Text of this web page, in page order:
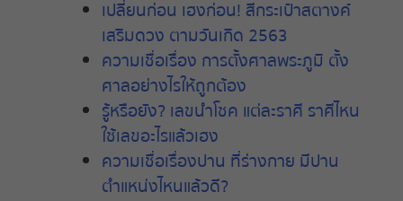
เปลี่ยนก่อน เฮงก่อน! สีกระเป๋าสตางค์
เสริมดวง ตามวันเกิด 2563
ความเชื่อเรื่อง การตั้งศาลพระภูมิ ตั้ง
ศาลอย่างไรให้ถูกต้อง
รู้หรือยัง? เลขนำโชค แต่ละราศี ราศีไหน
ใช้เลขอะไรแล้วเฮง
ความเชื่อเรื่องปาน ที่ร่างกาย มีปาน
ตำแหน่งไหนแล้วดี?